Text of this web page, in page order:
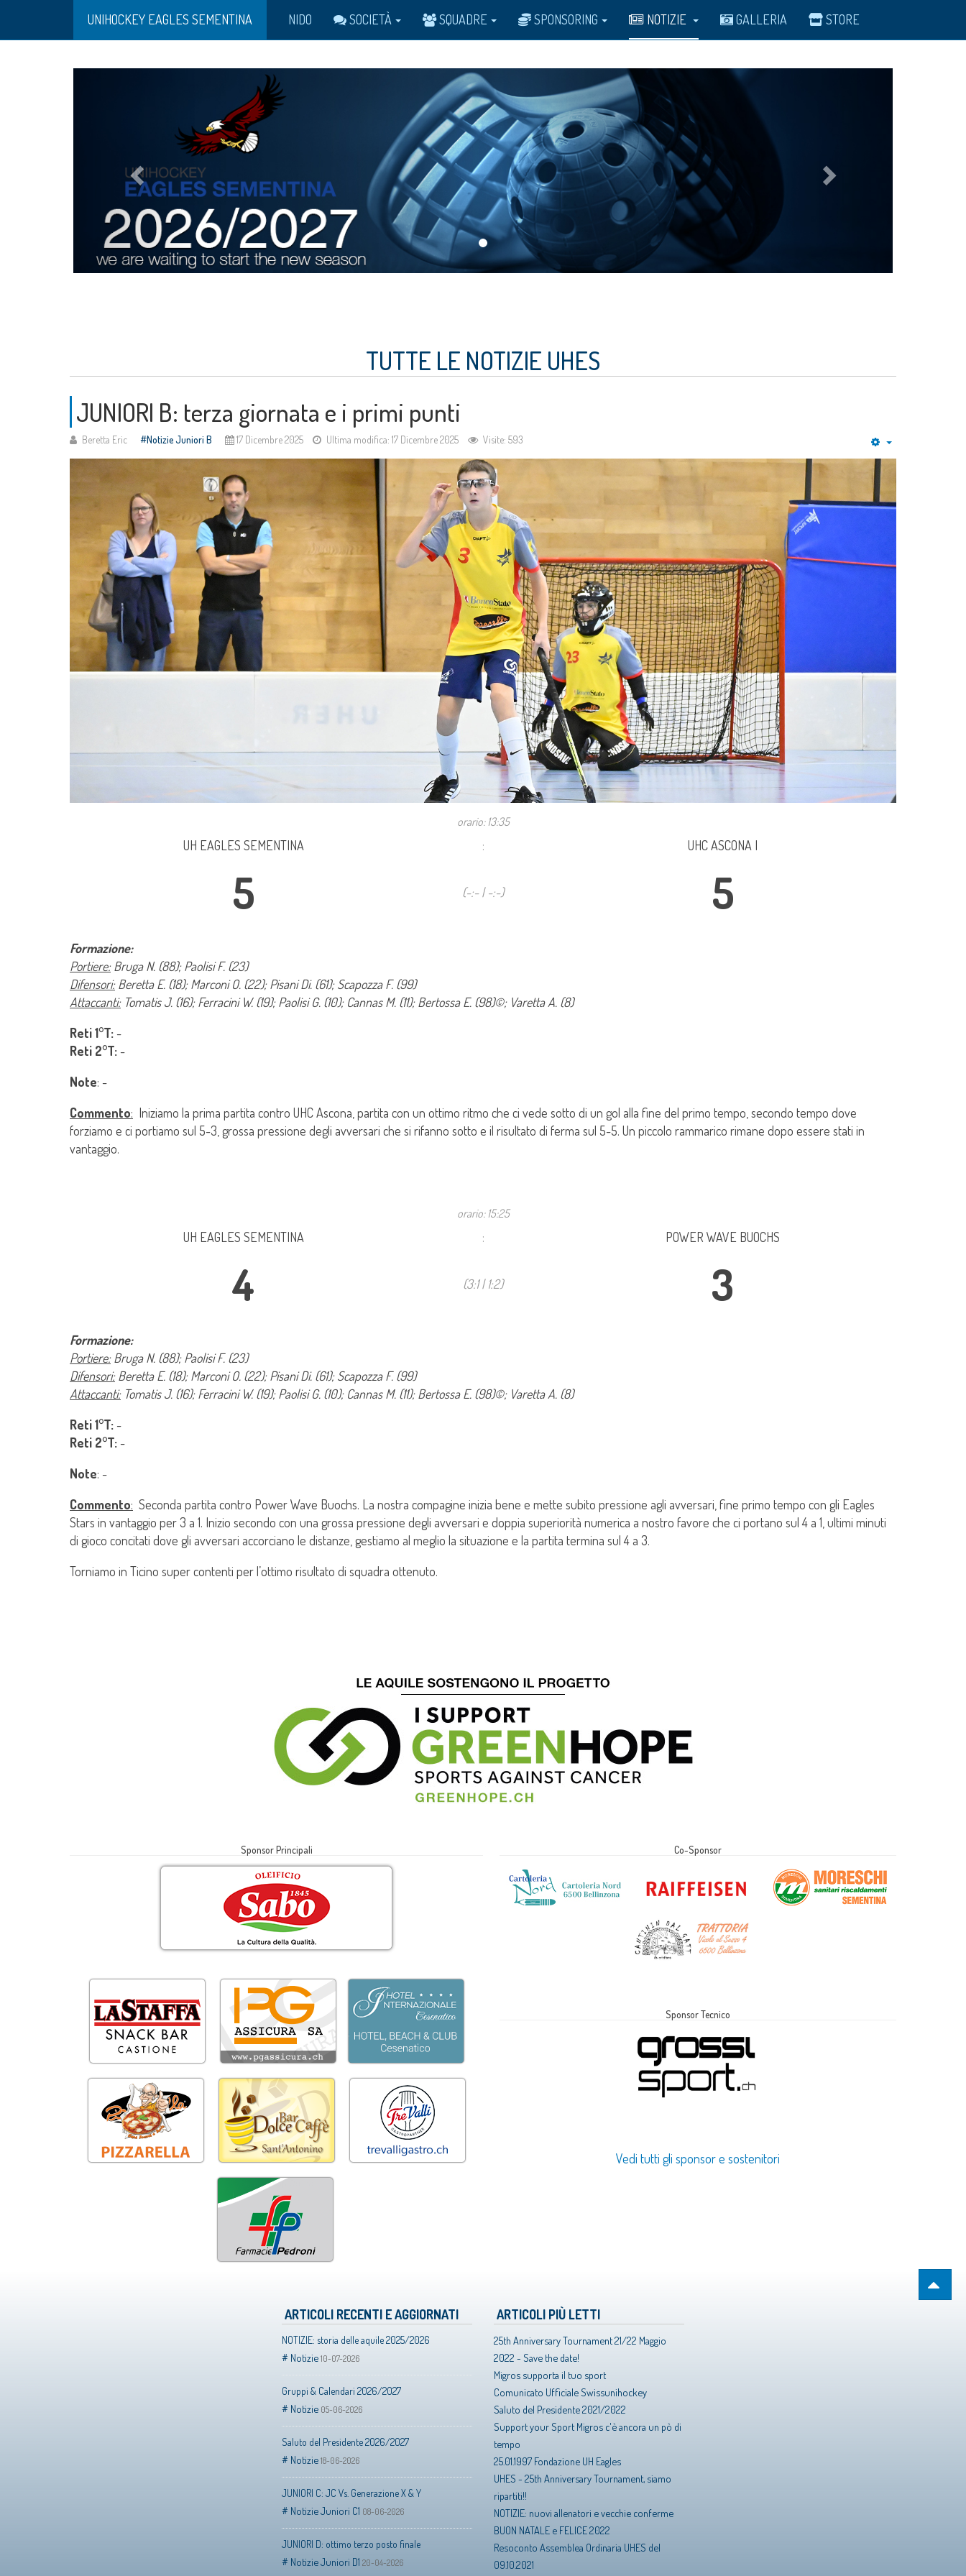
UNIHOCKEY EAGLES SEMENTINA NIDO SOCIETÀ SQUADRE SPONSORING NOTIZIE GALLERIA STORE
TUTTE LE NOTIZIE UHES
JUNIORI B: terza giornata e i primi punti
Beretta Eric Notizie Juniori B 17 Dicembre 2025 Ultima modifica: 17 Dicembre 2025
Visite: 593
orario: 13:35
UH EAGLES SEMENTINA : UHC ASCONA I
5 (-:- | -:-) 5
Formazione:
Portiere:Bruga N. (88); Paolisi F. (23)
Difensori:Beretta E. (18); Marconi O. (22); Pisani Di. (61); Scapozza F. (99)
Attaccanti:Tomatis J. (16); Ferracini W. (19); Paolisi G. (10); Cannas M. (11); Bertossa E. (98)©; Varetta A. (8)
Reti 1°T: -
Reti 2°T: -
Note: -
Commento: Iniziamo la prima partita contro UHC Ascona, partita con un ottimo ritmo che ci vede sotto di un gol alla fine del primo tempo, secondo tempo dove
forziamo e ci portiamo sul 5-3, grossa pressione degli avversari che si rifanno sotto e il risultato di ferma sul 5-5. Un piccolo rammarico rimane dopo essere stati in
vantaggio.
orario: 15:25
UH EAGLES SEMENTINA : POWER WAVE BUOCHS
4 (3:1 | 1:2) 3
Formazione:
Portiere:Bruga N. (88); Paolisi F. (23)
Difensori:Beretta E. (18); Marconi O. (22); Pisani Di. (61); Scapozza F. (99)
Attaccanti:Tomatis J. (16); Ferracini W. (19); Paolisi G. (10); Cannas M. (11); Bertossa E. (98)©; Varetta A. (8)
Reti 1°T: -
Reti 2°T: -
Note: -
Commento: Seconda partita contro Power Wave Buochs. La nostra compagine inizia bene e mette subito pressione agli avversari, fine primo tempo con gli Eagles
Stars in vantaggio per 3 a 1. Inizio secondo con una grossa pressione degli avversari e doppia superiorità numerica a nostro favore che ci portano sul 4 a 1, ultimi minuti
di gioco concitati dove gli avversari accorciano le distanze, gestiamo al meglio la situazione e la partita termina sul 4 a 3.
Torniamo in Ticino super contenti per l’ottimo risultato di squadra ottenuto.
Sponsor Principali Co-Sponsor
Sponsor Tecnico
Vedi tutti gli sponsor e sostenitori
ARTICOLI RECENTI E AGGIORNATI
NOTIZIE: storia delle aquile 2025/2026
Notizie 10-07-2026
Gruppi & Calendari 2026/2027
Notizie 05-06-2026
Saluto del Presidente 2026/2027
Notizie 18-06-2026
JUNIORI C: JC Vs. Generazione X & Y
Notizie Juniori C1 08-06-2026
JUNIORI D: ottimo terzo posto finale
Notizie Juniori D1 20-04-2026
ARTICOLI PIÙ LETTI
25th Anniversary Tournament 21/22 Maggio
2022 - Save the date!
Migros supporta il tuo sport
Comunicato Ufficiale Swissunihockey
Saluto del Presidente 2021/2022
Support your Sport Migros c'è ancora un pò di
tempo
25.01.1997 Fondazione UH Eagles
UHES - 25th Anniversary Tournament, siamo
ripartiti!!
NOTIZIE: nuovi allenatori e vecchie conferme
BUON NATALE e FELICE 2022
Resoconto Assemblea Ordinaria UHES del
09.10.2021